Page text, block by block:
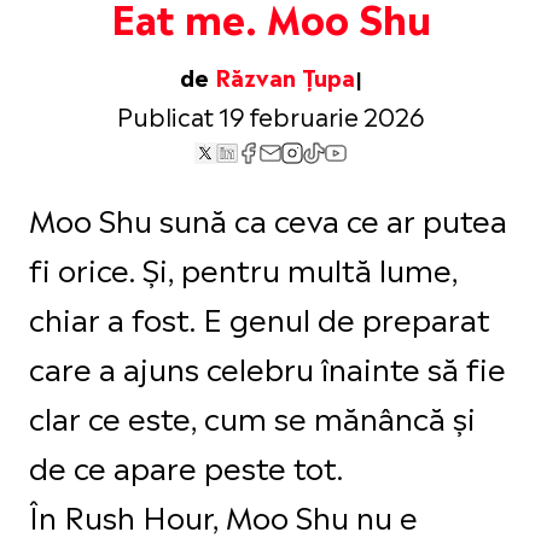
Eat me. Moo Shu
de Răzvan Țupa
Publicat 19 februarie 2026
Moo Shu sună ca ceva ce ar putea
fi orice. Și, pentru multă lume,
chiar a fost. E genul de preparat
care a ajuns celebru înainte să fie
clar ce este, cum se mănâncă și
de ce apare peste tot.
În Rush Hour, Moo Shu nu e